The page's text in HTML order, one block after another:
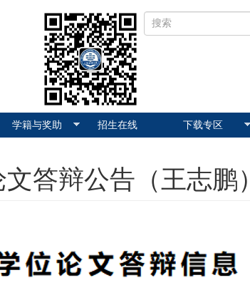
学籍与奖助 招生在线 下载专区
答辩公告（王志鹏）